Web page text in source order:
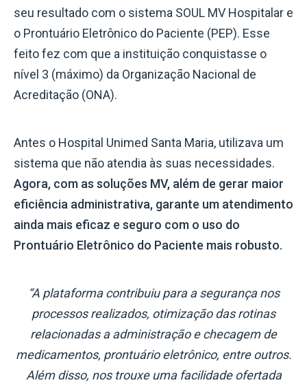
seu resultado com o sistema SOUL MV Hospitalar e
o Prontuário Eletrônico do Paciente (PEP). Esse
feito fez com que a instituição conquistasse o
nível 3 (máximo) da Organização Nacional de
Acreditação (ONA).
Antes o Hospital Unimed Santa Maria, utilizava um
sistema que não atendia às suas necessidades.
Agora, com as soluções MV, além de gerar maior
eficiência administrativa, garante um atendimento
ainda mais eficaz e seguro com o uso do
Prontuário Eletrônico do Paciente mais robusto.
“A plataforma contribuiu para a segurança nos
processos realizados, otimização das rotinas
relacionadas a administração e checagem de
medicamentos, prontuário eletrônico, entre outros.
Além disso, nos trouxe uma facilidade ofertada